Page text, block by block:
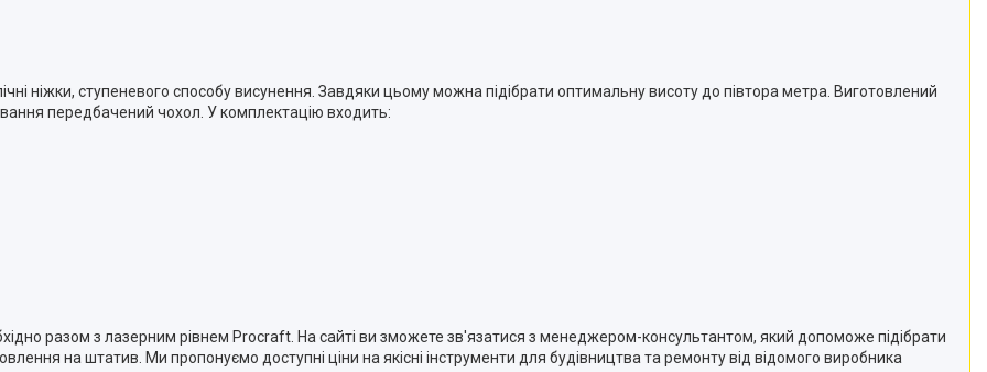
ніжки, ступеневого способу висунення. Завдяки цьому можна підібрати оптимальну висоту до півтора метра. Виготовлений
передбачений чохол. У комплектацію входить:
разом з лазерним рівнем Procraft. На сайті ви зможете зв'язатися з менеджером-консультантом, який допоможе підібрати
на штатив. Ми пропонуємо доступні ціни на якісні інструменти для будівництва та ремонту від відомого виробника